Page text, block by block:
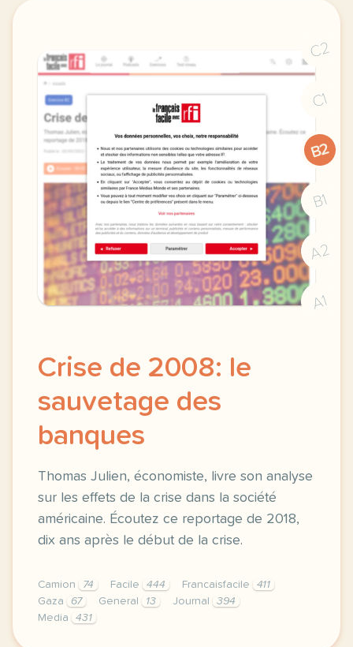
C2
C1
B2
B1
A2
A1
Crise de 2008: le
sauvetage des
banques
Thomas Julien, économiste, livre son analyse
sur les effets de la crise dans la société
américaine. Écoutez ce reportage de 2018,
dix ans après le début de la crise.
Camion 74 Facile 444 Francaisfacile
411
Gaza
67 General 13 Journal
394
Media
431
exercice b2 crise de 2008 le sauvetage des